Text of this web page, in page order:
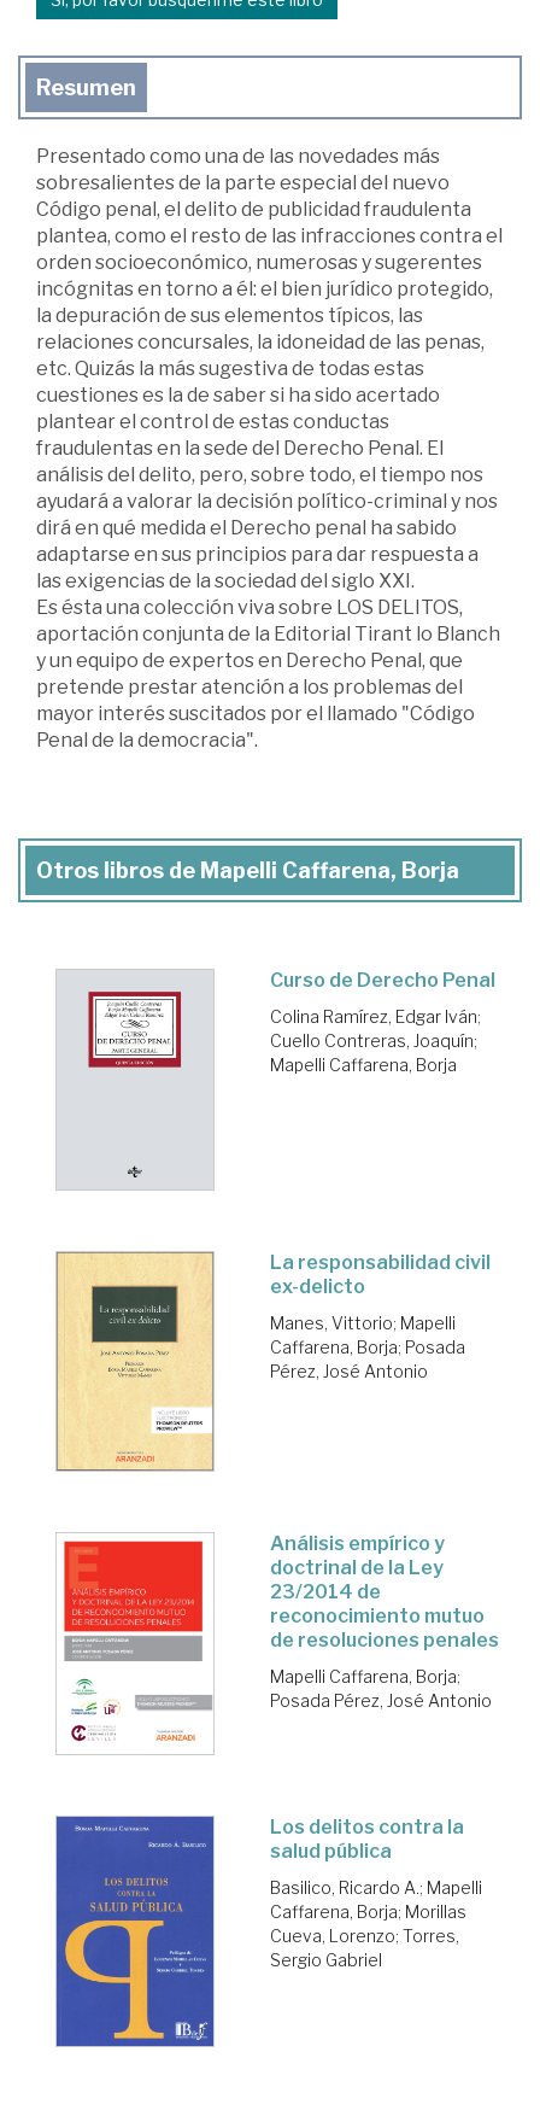
Resumen
Presentado como una de las novedades más
sobresalientes de la parte especial del nuevo
Código penal, el delito de publicidad fraudulenta
plantea, como el resto de las infracciones contra el
orden socioeconómico, numerosas y sugerentes
incógnitas en torno a él: el bien jurídico protegido,
la depuración de sus elementos típicos, las
relaciones concursales, la idoneidad de las penas,
etc. Quizás la más sugestiva de todas estas
cuestiones es la de saber si ha sido acertado
plantear el control de estas conductas
fraudulentas en la sede del Derecho Penal. El
análisis del delito, pero, sobre todo, el tiempo nos
ayudará a valorar la decisión político-criminal y nos
dirá en qué medida el Derecho penal ha sabido
adaptarse en sus principios para dar respuesta a
las exigencias de la sociedad del siglo XXI.
Es ésta una colección viva sobre LOS DELITOS,
aportación conjunta de la Editorial Tirant lo Blanch
y un equipo de expertos en Derecho Penal, que
pretende prestar atención a los problemas del
mayor interés suscitados por el llamado "Código
Penal de la democracia".
Otros libros de Mapelli Caffarena, Borja
Curso de Derecho Penal
Colina Ramírez, Edgar Iván;
Cuello Contreras, Joaquín;
Mapelli Caffarena, Borja
La responsabilidad civil
ex-delicto
Manes, Vittorio; Mapelli
Caffarena, Borja; Posada
Pérez, José Antonio
Análisis empírico y
doctrinal de la Ley
23/2014 de
reconocimiento mutuo
de resoluciones penales
Mapelli Caffarena, Borja;
Posada Pérez, José Antonio
Los delitos contra la
salud pública
Basilico, Ricardo A.; Mapelli
Caffarena, Borja; Morillas
Cueva, Lorenzo; Torres,
Sergio Gabriel